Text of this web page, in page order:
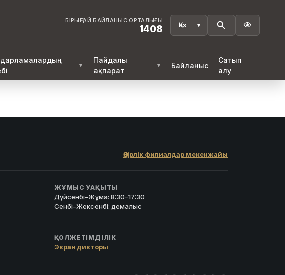
БІРЫҢҒАЙ БАЙЛАНЫС ОРТАЛЫҒЫ
1408 
▼
Пайдалы
ақпарат
▼ Байланыс
Сатып
алу
Өңірлік филиалдар мекенжайы
ЖҰМЫС УАҚЫТЫ
Дүйсенбі–Жұма: 8:30–17:30
Сенбі–Жексенбі: демалыс
ҚОЛЖЕТІМДІЛІК
Экран дикторы